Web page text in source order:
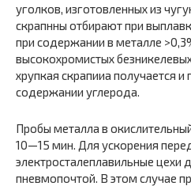
уголков, изготовленных из
скрапнны отбирают при
при содержании в металле
высокохромистых
хрупкая скрапииа получается и
содержании углерода.
Пробы металла в
10—15 мин. Для ускорения
электросталеплавильные
пневмопочтой. В этом случае